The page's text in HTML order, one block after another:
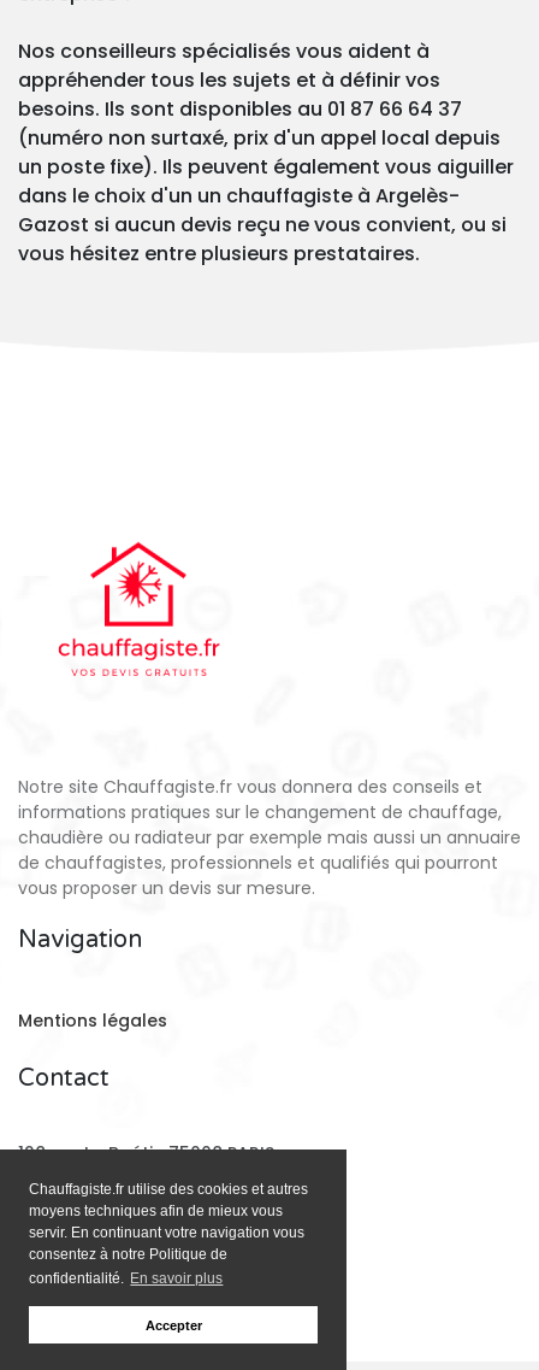
Chauffagiste.fr utilise des cookies et autres
moyens techniques afin de mieux vous
servir. En continuant votre navigation vous
consentez à notre Politique de
confidentialité. En savoir plus
Accepter
Nos conseilleurs spécialisés vous aident à
appréhender tous les sujets et à définir vos
besoins. Ils sont disponibles au 01 87 66 64 37
(numéro non surtaxé, prix d'un appel local depuis
un poste fixe). Ils peuvent également vous aiguiller
dans le choix d'un un chauffagiste à Argelès-
Gazost si aucun devis reçu ne vous convient, ou si
vous hésitez entre plusieurs prestataires.
Notre site Chauffagiste.fr vous donnera des conseils et
informations pratiques sur le changement de chauffage,
chaudière ou radiateur par exemple mais aussi un annuaire
de chauffagistes, professionnels et qualifiés qui pourront
vous proposer un devis sur mesure.
Navigation
Mentions légales
Contact
128 rue La Boétie 75008 PARIS
Email: contact@chauffagiste.fr